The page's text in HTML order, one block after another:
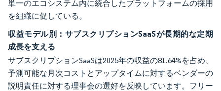
単一のエコシステム内に統合したプラットフォームの採用
を組織に促している。
収益モデル別：サブスクリプションSaaSが長期的な定期
成長を支える
サブスクリプションSaaSは2025年の収益の81.64%を占め、
予測可能な月次コストとアップタイムに対するベンダーの
説明責任に対する理事会の選好を反映しています。フリー